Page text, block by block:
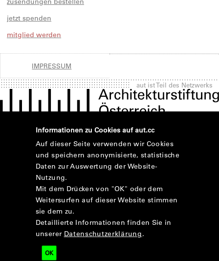
jetzt spenden
mitglied werden
IMPRESSUM
aut ist Teil des Netzwerks
Informationen zu Cookies auf aut.cc
Auf dieser Seite verwenden wir Cookies
und speichern anonymisierte, statistische
Daten zur Auswertung der Website-
Nutzung.
Mit dem Drücken von "OK" oder dem
Weitersurfen auf dieser Website stimmen
sie dem zu.
Detaillierte Informationen finden Sie in
unserer Datenschutzerklärung.
OK